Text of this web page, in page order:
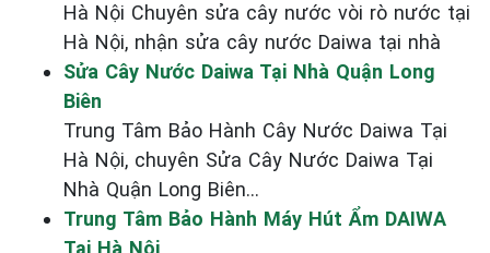
Hà Nội Chuyên sửa cây nước vòi rò nước tại
Hà Nội, nhận sửa cây nước Daiwa tại nhà
Sửa Cây Nước Daiwa Tại Nhà Quận Long
Biên
Trung Tâm Bảo Hành Cây Nước Daiwa Tại
Hà Nội, chuyên Sửa Cây Nước Daiwa Tại
Nhà Quận Long Biên...
Trung Tâm Bảo Hành Máy Hút Ẩm DAIWA